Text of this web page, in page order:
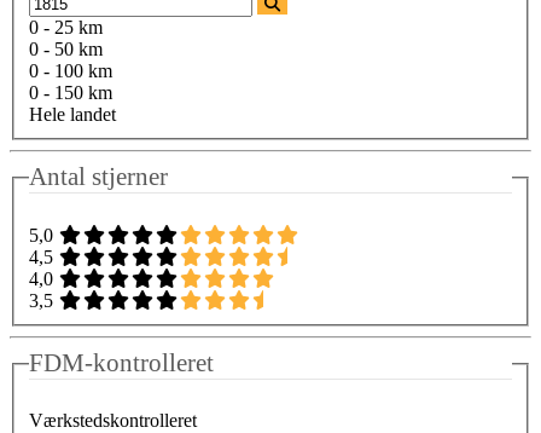
0 - 25 km
0 - 50 km
0 - 100 km
0 - 150 km
Hele landet
Antal stjerner
5,0
4,5
4,0
3,5
FDM-kontrolleret
Værkstedskontrolleret